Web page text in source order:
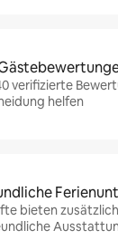
verifizierte
helfen
bieten